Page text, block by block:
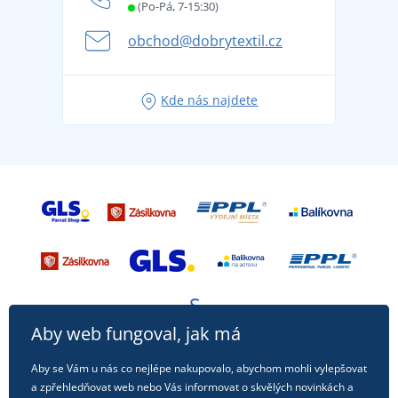
Letní dobrodružství začíná balením aneb připravte
se na dovolenou bez starostí
Tipy na svěží outfity pro pohodové léto
(Po-Pá, 7-15:30)
obchod@dobrytextil.cz
Kde nás najdete
Aby web fungoval, jak má
Aby se Vám u nás co nejlépe nakupovalo, abychom mohli vylepšovat
a zpřehledňovat web nebo Vás informovat o skvělých novinkách a